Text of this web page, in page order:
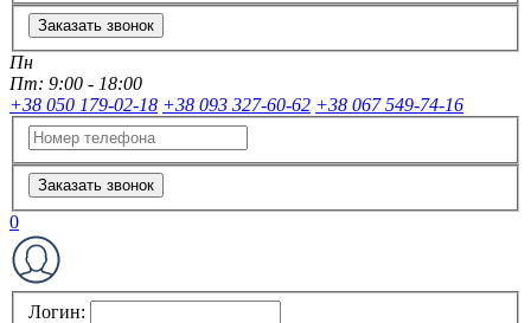
Заказать звонок
Пн
Пт: 9:00 - 18:00
+38 050 179-02-18 +38 093 327-60-62 +38 067 549-74-16
Заказать звонок
0
Логин: